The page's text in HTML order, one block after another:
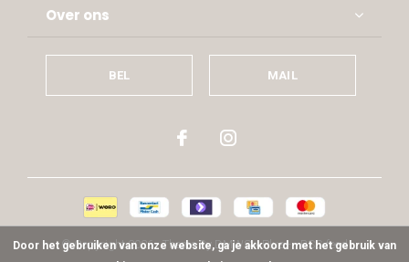
Over ons
BEL MAIL
© Copyright2026- Theme ByDMWSxPlus+ -RSS-feed
Door het gebruiken van onze website, ga je akkoord met het gebruik van